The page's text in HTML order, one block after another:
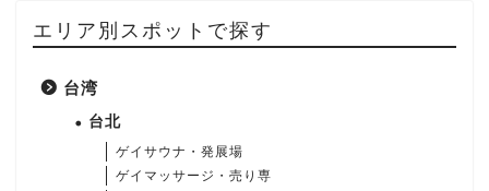
エリア別スポットで探す
台湾
台北
ゲイサウナ・発展場
ゲイマッサージ・売り専